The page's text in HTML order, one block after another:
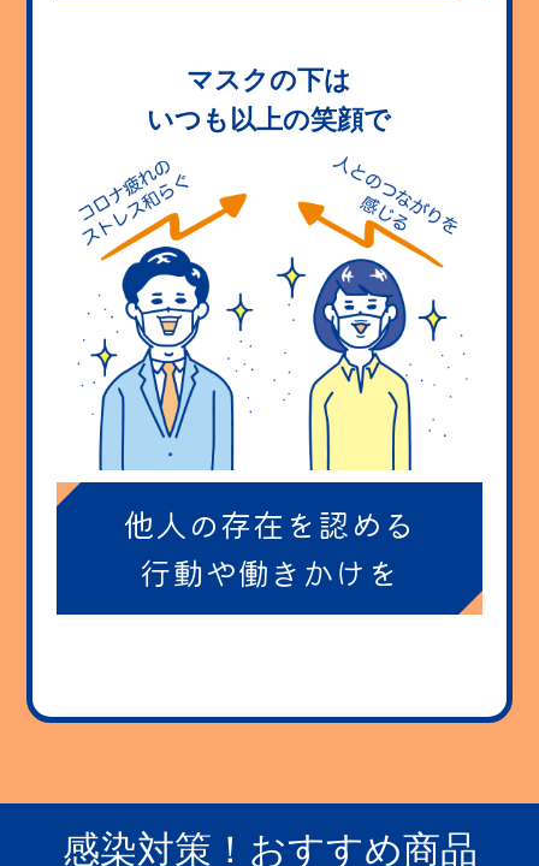
マスクの下は
いつも以上の笑顔で
他人の存在を認める
行動や働きかけを
感染対策！おすすめ商品